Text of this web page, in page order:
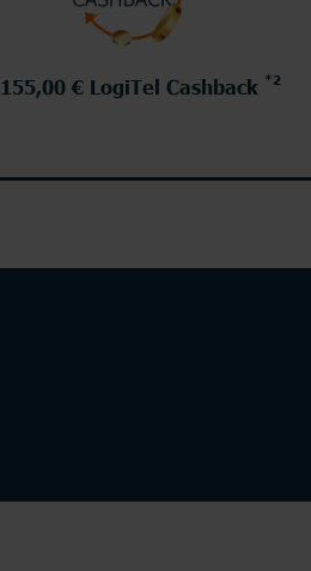
155,00 € LogiTel Cashback *2